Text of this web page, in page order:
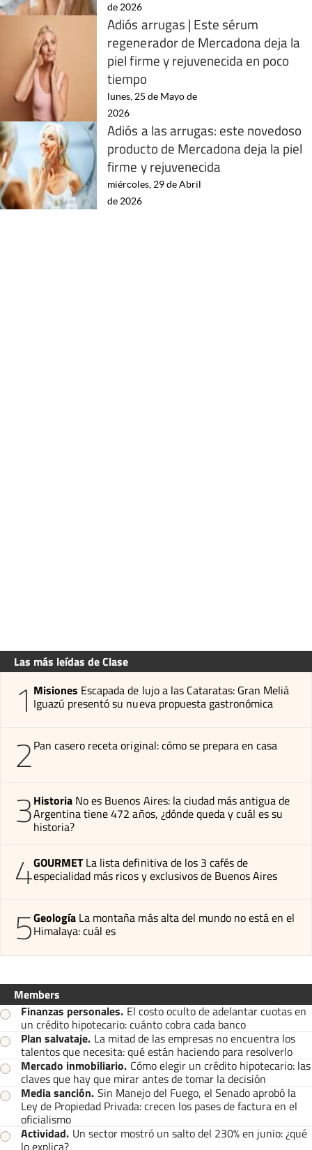
de 2026
Adiós arrugas | Este sérum
regenerador de Mercadona deja la
piel firme y rejuvenecida en poco
tiempo
lunes, 25 de Mayo de
2026
Adiós a las arrugas: este novedoso
producto de Mercadona deja la piel
firme y rejuvenecida
miércoles, 29 de Abril
de 2026
Las más leídas de Clase
1 Misiones Escapada de lujo a las Cataratas: Gran Meliá
Iguazú presentó su nueva propuesta gastronómica
2Pan casero receta original: cómo se prepara en casa
3Historia No es Buenos Aires: la ciudad más antigua de
Argentina tiene 472 años, ¿dónde queda y cuál es su
historia?
4GOURMET La lista definitiva de los 3 cafés de
especialidad más ricos y exclusivos de Buenos Aires
5Geología La montaña más alta del mundo no está en el
Himalaya: cuál es
Members
Finanzas personales. El costo oculto de adelantar cuotas en
un crédito hipotecario: cuánto cobra cada banco
Plan salvataje. La mitad de las empresas no encuentra los
talentos que necesita: qué están haciendo para resolverlo
Mercado inmobiliario. Cómo elegir un crédito hipotecario: las
claves que hay que mirar antes de tomar la decisión
Media sanción. Sin Manejo del Fuego, el Senado aprobó la
Ley de Propiedad Privada: crecen los pases de factura en el
oficialismo
Actividad. Un sector mostró un salto del 230% en junio: ¿qué
lo explica?